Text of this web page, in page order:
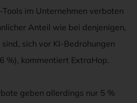
im Unternehmen verboten
Anteil wie bei denjenigen,
sich vor KI-Bedrohungen
%), kommentiert ExtraHop.
geben allerdings nur 5 %